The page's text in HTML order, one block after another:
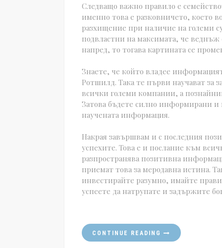
Следващо важно правило е
именно това е разковничето, което
разхищение при наличие на големи
подвластни на максимата, че
напред, то тогава картината се
Знаете, че който владее
Ротшилд. Така те първи научават за
всички големи компании, а
Затова бъдете силно информирани и
научената информация.
Накрая завършвам и с последния
успехите. Това е и послание към
разпространява позитивна
приемат това за меродавна истина.
инвестирайте разумно, имайте
успеете да натрупате и задържите
CONTINUE READING